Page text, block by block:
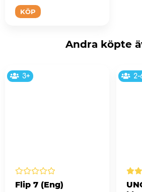
KÖP
Andra köpte
3+
Flip 7 (Eng)
2-